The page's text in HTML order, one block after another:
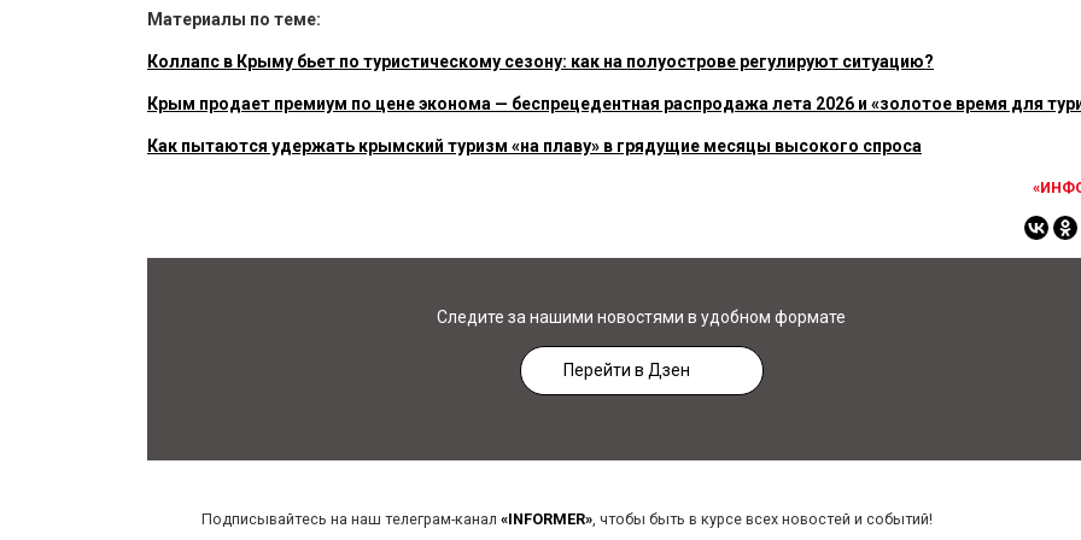
Материалы по теме:
Коллапс в Крыму бьет по туристическому сезону: как на полуострове регулируют ситуацию?
Крым продает премиум по цене эконома — беспрецедентная распродажа лета 2026 и «золотое время для
Как пытаются удержать крымский туризм «на плаву» в грядущие месяцы высокого спроса
Следите за нашими новостями в удобном формате
Перейти в Дзен
Подписывайтесь на наш телеграм-канал «INFORMER», чтобы быть в курсе всех новостей и событий!